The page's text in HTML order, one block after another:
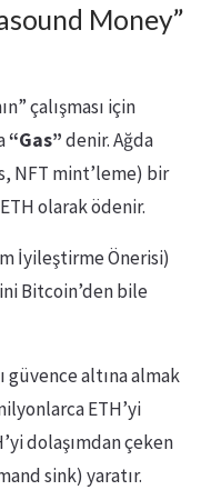
Money”
çalışması için
“Gas”denir. Ağda
NFT mint’leme) bir
olarak ödenir.
İyileştirme Önerisi)
Bitcoin’den bile
güvence altına almak
ETH’yi
dolaşımdan çeken
sink) yaratır.